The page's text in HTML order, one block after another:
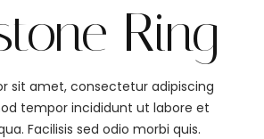
Ring
sit amet, consectetur adipiscing
tempor incididunt ut labore et
Facilisis sed odio morbi quis.